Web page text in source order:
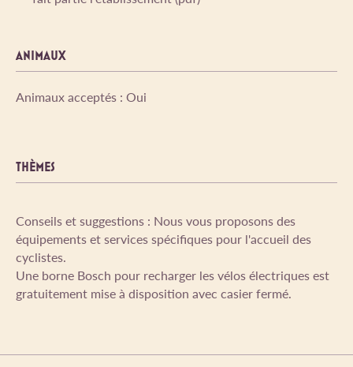
ANIMAUX
Animaux acceptés : Oui
THÈMES
Conseils et suggestions : Nous vous proposons des
équipements et services spécifiques pour l'accueil des
cyclistes.
Une borne Bosch pour recharger les vélos électriques est
gratuitement mise à disposition avec casier fermé.